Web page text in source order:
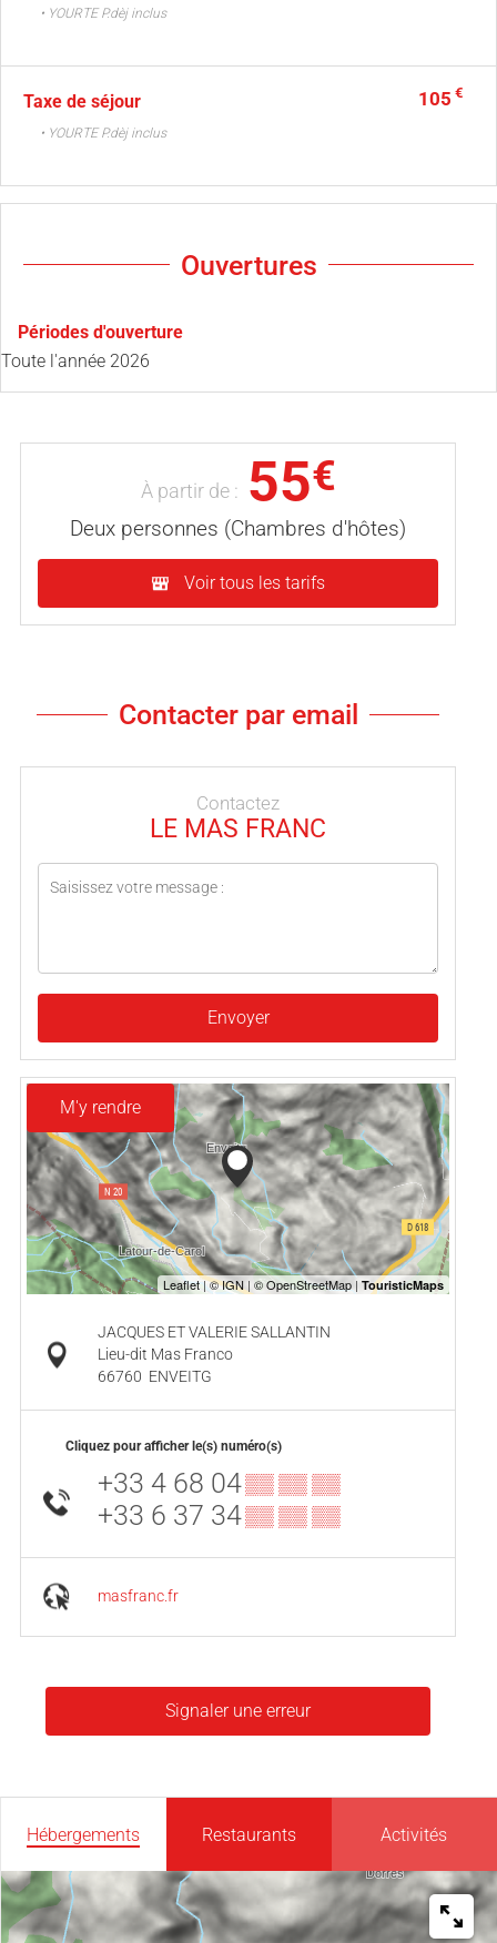
• YOURTE P.dèj inclus
Taxe de séjour 105 €
• YOURTE P.dèj inclus
Ouvertures
Périodes d'ouverture
Toute l'année 2026
À partir de : 55€
Deux personnes (Chambres d'hôtes)
Voir tous les tarifs
Contacter par email
Contactez
LE MAS FRANC
Envoyer
M'y rendre
JACQUES ET VALERIE SALLANTIN
Lieu-dit Mas Franco
66760 ENVEITG
Cliquez pour afficher le(s) numéro(s)
+33 4 68 04▒▒ ▒▒ ▒▒
+33 6 37 34▒▒ ▒▒ ▒▒
masfranc.fr
Signaler une erreur
Hébergements Restaurants Activités